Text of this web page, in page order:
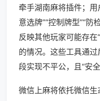
牵手湖南麻将插件；
意选牌”“控制牌型”“防
反映其他玩家可能存在
的情况。这些工具通
段实现不平公，且“安全
微信上麻将依托微信生